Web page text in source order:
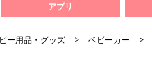
アプリ
ー用品・グッズ ベビーカー